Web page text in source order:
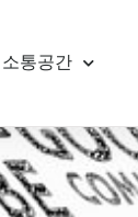
소통공간